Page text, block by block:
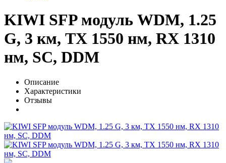
KIWI SFP модуль WDM, 1.25
G, 3 км, TX 1550 нм, RX 1310
нм, SC, DDM
Описание
Характеристики
Отзывы